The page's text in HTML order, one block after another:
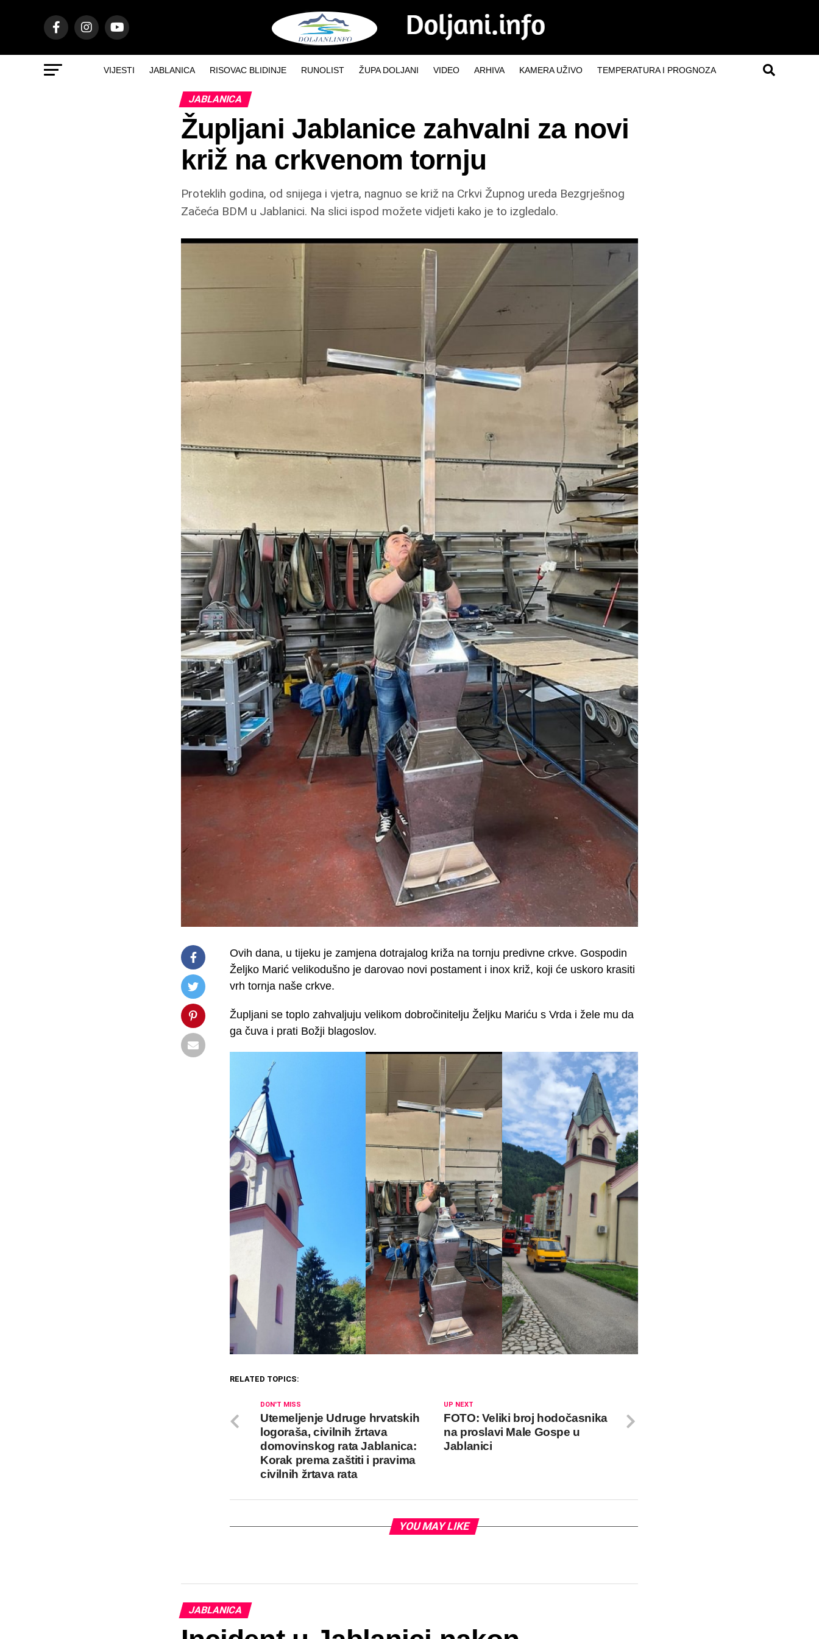
VIJESTI JABLANICA RISOVAC BLIDINJE RUNOLIST ŽUPA DOLJANI VIDEO ARHIVA KAMERA UŽIVO TEMPERATURA I PROGNOZA
JABLANICA
Župljani Jablanice zahvalni za novi
križ na crkvenom tornju
Proteklih godina, od snijega i vjetra, nagnuo se križ na Crkvi Župnog ureda Bezgrješnog
Začeća BDM u Jablanici. Na slici ispod možete vidjeti kako je to izgledalo.
Ovih dana, u tijeku je zamjena dotrajalog križa na tornju predivne crkve. Gospodin
Željko Marić velikodušno je darovao novi postament i inox križ, koji će uskoro krasiti
vrh tornja naše crkve.
Župljani se toplo zahvaljuju velikom dobročinitelju Željku Mariću s Vrda i žele mu da
ga čuva i prati Božji blagoslov.
RELATED TOPICS:
UP NEXT
FOTO: Veliki broj hodočasnika
na proslavi Male Gospe u
Jablanici
DON'T MISS
Utemeljenje Udruge hrvatskih
logoraša, civilnih žrtava
domovinskog rata Jablanica:
Korak prema zaštiti i pravima
civilnih žrtava rata
YOU MAY LIKE
JABLANICA